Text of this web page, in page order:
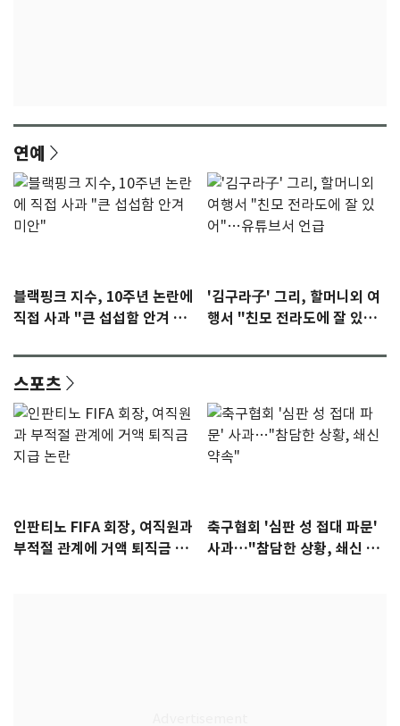
연예
블랙핑크 지수, 10주년 논란에
직접 사과 "큰 섭섭함 안겨 미
'김구라子' 그리, 할머니외 여
행서 "친모 전라도에 잘 있
스포츠
인판티노 FIFA 회장, 여직원과
부적절 관계에 거액 퇴직금 지
축구협회 '심판 성 접대 파문'
사과…"참담한 상황, 쇄신 약